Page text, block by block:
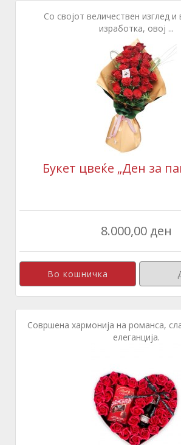
Со својот величествен изглед
изработка, овој ...
Букет цвеќе „Ден за
8.000,00 ден
Совршена хармонија на романса,
елеганција.